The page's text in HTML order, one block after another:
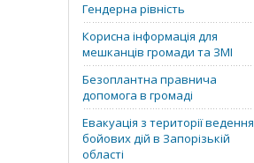
Гендерна рівність
Корисна інформація для
мешканців громади та ЗМІ
Безоплантна правнича
допомога в громаді
Евакуація з території ведення
бойових дій в Запорізькій
області